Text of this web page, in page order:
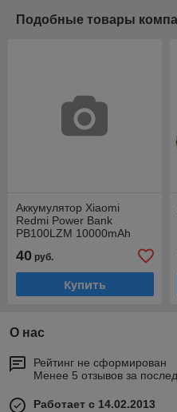
Подобные товары
Аккумулятор Xiaomi
Redmi Power Bank
PB100LZM 10000mAh
40 руб.
Купить
О нас
Рейтинг не сформирован
Менее 5 отзывов за
Работает с 14.02.2013